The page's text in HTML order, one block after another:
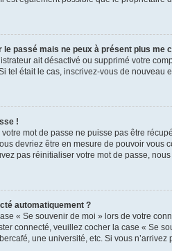
le passé mais ne peux à présent plus me
ait désactivé ou supprimé votre
tel était le cas, inscrivez-vous de
!
mot de passe ne puisse pas être
devriez être en mesure de pouvoir vous
pas réinitialiser votre mot de passe,
automatiquement ?
« Se souvenir de moi » lors de votre
connecté, veuillez cocher la case « Se
une université, etc. Si vous